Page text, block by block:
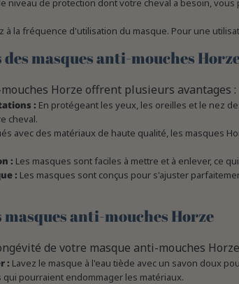
niveau de protection dont votre cheval a besoin,
à la fréquence d'utilisation du masque. Pour une
des masques anti-mouches
Horze offrent plusieurs avantages :
: En protégeant les yeux, les oreilles et le nez
cheval.
avec des matériaux de haute qualité, les masques
: Les masques sont faciles à mettre et à enlever, ce
: Les masques sont conçus pour s'ajuster
anti-mouches Horze
de votre masque anti-mouches
: Lavez le masque à l'eau tiède avec un savon doux
pourraient endommager les matériaux.